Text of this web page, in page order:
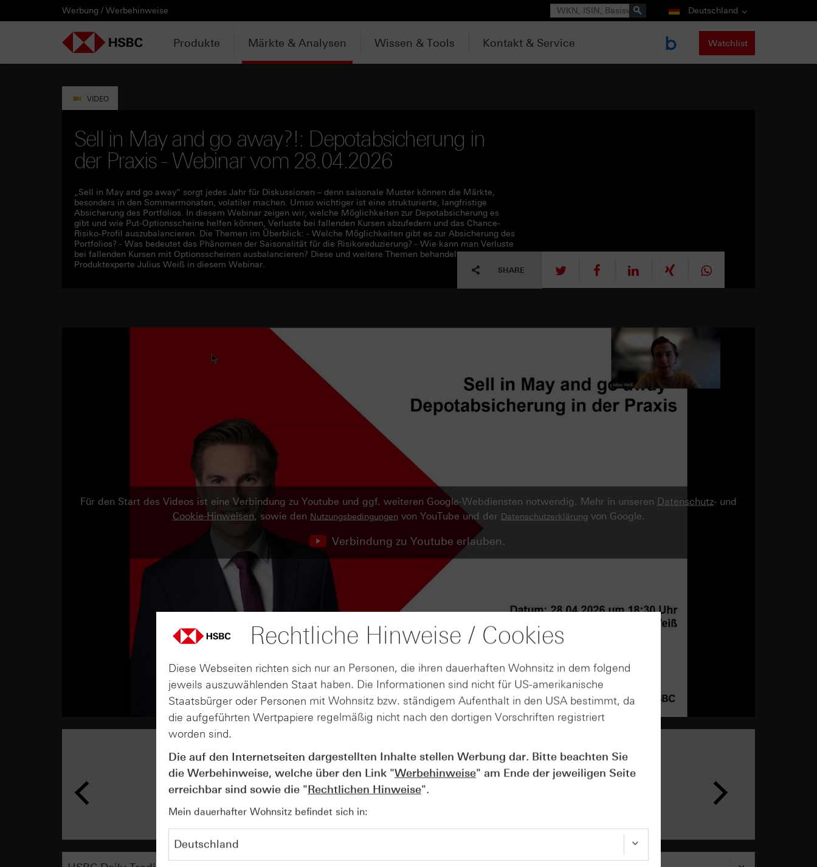
PRODUKTE
HEBELPRODUKTE
MÄRKTE & ANALYSEN
WISSEN & TOOLS
KONTAKT & SERVICE
DOWNLOADCENTER
LÄNDERAUSWAHL
Deutschland
AUSGEWÄHLTE SEITEN
HEBELPRODUKTE
Knock-out-Produkte
Weitere Hebelprodukte
Ausgestoppte Produkte
Intraday-Emissionen
ANLAGEPRODUKTE
Aktien- / Indexanleihen
Discount-Zertifikate
Express-Zertifikate
AKTUELLES
Neuemissionen
Trading-Aktionen
Intraday-Emissionen
ANALYSEN
Daily Trading
Trendkompass
Newsletter-Abonnement
VIDEOS
ntv-Zertifikate mit HSBC
Zertifikate Aktuell mit HSBC
WATCHLIST
Login / Zur Watchlist
WEBINARE
Webinartermine
WISSEN
kostenlose eBooks
Aktien- / Indexanleihen Rechner
Open End Knock-out-Produkte
KONTAKT
Kontaktformular
SERVICE
Wir über uns
DOWNLOADCENTER
Basisprospekte /
Wertpapierbeschreibungen
Unvollständige
Werbung / Werbehinweise Suche Deutschland
Produkte Märkte & Analysen Wissen & Tools Kontakt & Service Watchlist
VIDEO
Sell in May and go away?!: Depotabsicherung in
der Praxis - Webinar vom 28.04.2026
„Sell in May and go away“ sorgt jedes Jahr für Diskussionen – denn saisonale Muster können die Märkte,
besonders in den Sommermonaten, volatiler machen. Umso wichtiger ist eine strukturierte, langfristige
Absicherung des Portfolios. In diesem Webinar zeigen wir, welche Möglichkeiten zur Depotabsicherung es
gibt und wie Put-Optionsscheine helfen können, Verluste bei fallenden Kursen abzufedern und das Chance-
Risiko-Profil auszubalancieren. Die Themen im Überblick: - Welche Möglichkeiten gibt es zur Absicherung des
Portfolios? - Was bedeutet das Phänomen der Saisonalität für die Risikoreduzierung? - Wie kann man Verluste
bei fallenden Kursen mit Optionsscheinen ausbalancieren? Diese und weitere Themen behandelt unser
Produktexperte Julius Weiß in diesem Webinar.
SHARE tweet mitteilen
Für den Start des Videos ist eine Verbindung zu Youtube und ggf. weiteren Google-Webdiensten notwendig. Mehr in unseren Datenschutz- und
Cookie-Hinweisen, sowie den Nutzungsbedingungen von YouTube und der Datenschutzerklärung von Google.
Verbindung zu Youtube erlauben.
AUGUST
07
Wie lange bleibt der DAX® in
Rekordlaune? - ntv Zertifikate
07.08.26
Rechtliche Hinweise / Cookies
Diese Webseiten richten sich nur an Personen, die ihren dauerhaften Wohnsitz in dem folgend
jeweils auszuwählenden Staat haben. Die Informationen sind nicht für US-amerikanische
Staatsbürger oder Personen mit Wohnsitz bzw. ständigem Aufenthalt in den USA bestimmt, da
die aufgeführten Wertpapiere regelmäßig nicht nach den dortigen Vorschriften registriert
worden sind.
Die auf den Internetseiten dargestellten Inhalte stellen Werbung dar. Bitte beachten Sie
die Werbehinweise, welche über den Link "Werbehinweise" am Ende der jeweiligen Seite
erreichbar sind sowie die "Rechtlichen Hinweise".
Mein dauerhafter Wohnsitz befindet sich in: